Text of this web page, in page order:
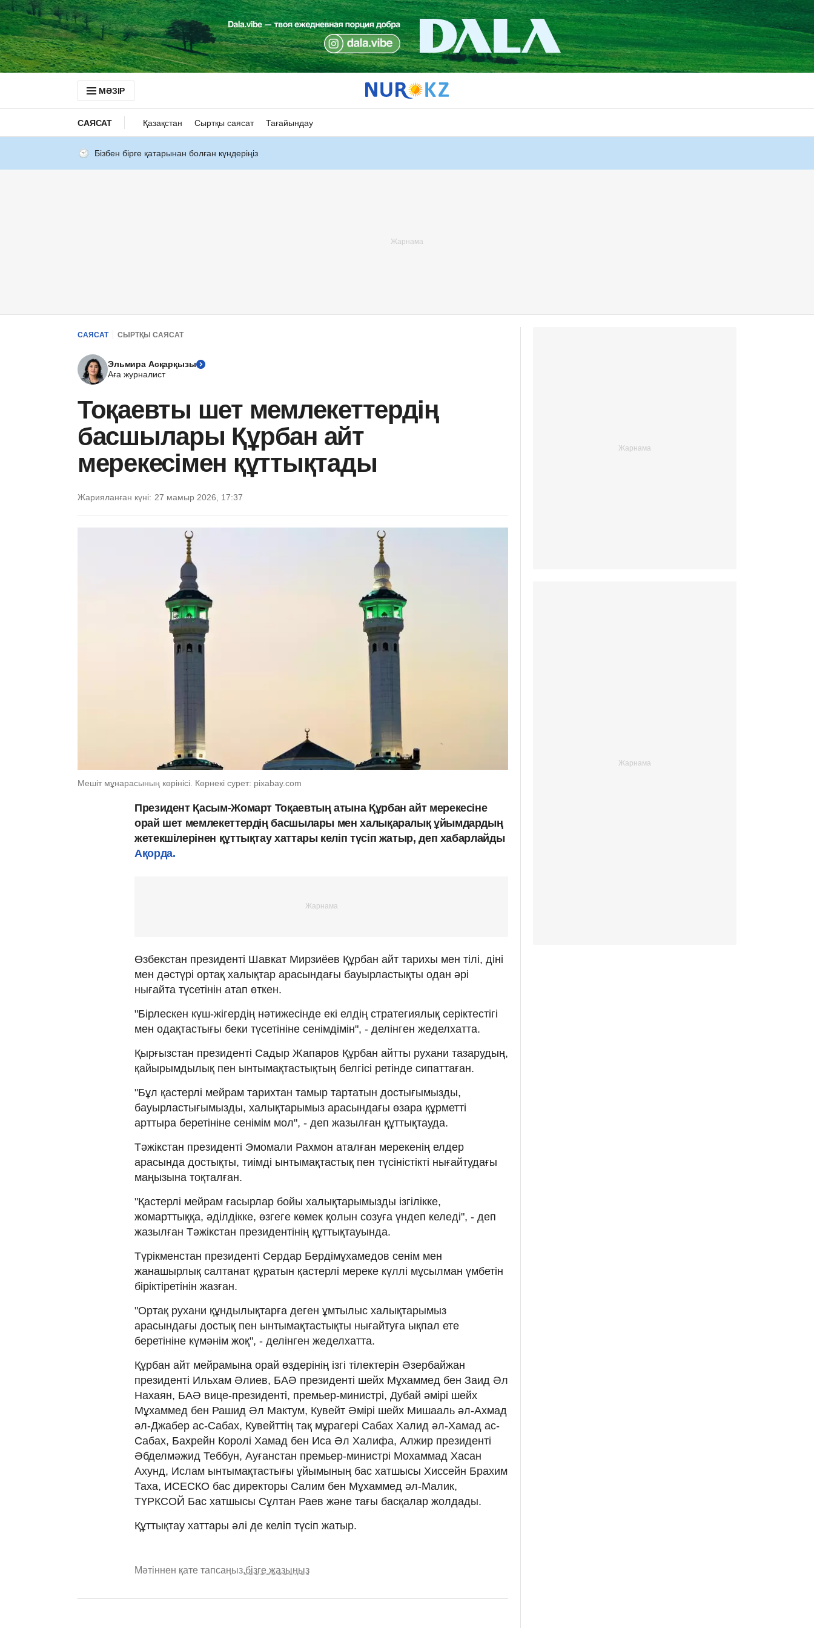
МӘЗІР
САЯСАТ Қазақстан Сыртқы саясат Тағайындау
Бізбен бірге қатарынан болған күндеріңіз
САЯСАТ СЫРТҚЫ САЯСАТ
Эльмира Асқарқызы
Аға журналист
Тоқаевты шет мемлекеттердің
басшылары Құрбан айт
мерекесімен құттықтады
Жарияланған күні: 27 мамыр 2026, 17:37
Мешіт мұнарасының көрінісі. Көрнекі сурет: pixabay.com
Президент Қасым-Жомарт Тоқаевтың атына Құрбан айт мерекесіне
орай шет мемлекеттердің басшылары мен халықаралық ұйымдардың
жетекшілерінен құттықтау хаттары келіп түсіп жатыр, деп хабарлайды
Ақорда.
Өзбекстан президенті Шавкат Мирзиёев Құрбан айт тарихы мен тілі, діні
мен дәстүрі ортақ халықтар арасындағы бауырластықты одан әрі
нығайта түсетінін атап өткен.
"Бірлескен күш-жігердің нәтижесінде екі елдің стратегиялық серіктестігі
мен одақтастығы беки түсетініне сенімдімін", - делінген жеделхатта.
Қырғызстан президенті Садыр Жапаров Құрбан айтты рухани тазарудың,
қайырымдылық пен ынтымақтастықтың белгісі ретінде сипаттаған.
"Бұл қастерлі мейрам тарихтан тамыр тартатын достығымызды,
бауырластығымызды, халықтарымыз арасындағы өзара құрметті
арттыра беретініне сенімім мол", - деп жазылған құттықтауда.
Тәжікстан президенті Эмомали Рахмон аталған мерекенің елдер
арасында достықты, тиімді ынтымақтастық пен түсіністікті нығайтудағы
маңызына тоқталған.
"Қастерлі мейрам ғасырлар бойы халықтарымызды ізгілікке,
жомарттыққа, әділдікке, өзгеге көмек қолын созуға үндеп келеді", - деп
жазылған Тәжікстан президентінің құттықтауында.
Түрікменстан президенті Сердар Бердімұхамедов сенім мен
жанашырлық салтанат құратын қастерлі мереке күллі мұсылман үмбетін
біріктіретінін жазған.
"Ортақ рухани құндылықтарға деген ұмтылыс халықтарымыз
арасындағы достық пен ынтымақтастықты нығайтуға ықпал ете
беретініне күмәнім жоқ", - делінген жеделхатта.
Құрбан айт мейрамына орай өздерінің ізгі тілектерін Әзербайжан
президенті Ильхам Әлиев, БАӘ президенті шейх Мұхаммед бен Заид Әл
Нахаян, БАӘ вице-президенті, премьер-министрі, Дубай әмірі шейх
Мұхаммед бен Рашид Әл Мактум, Кувейт Әмірі шейх Мишааль әл-Ахмад
әл-Джабер ас-Сабах, Кувейттің тақ мұрагері Сабах Халид әл-Хамад ас-
Сабах, Бахрейн Королі Хамад бен Иса Әл Халифа, Алжир президенті
Әбделмәжид Теббун, Ауғанстан премьер-министрі Мохаммад Хасан
Ахунд, Ислам ынтымақтастығы ұйымының бас хатшысы Хиссейн Брахим
Таха, ИСЕСКО бас директоры Салим бен Мұхаммед әл-Малик,
ТҮРКСОЙ Бас хатшысы Сұлтан Раев және тағы басқалар жолдады.
Құттықтау хаттары әлі де келіп түсіп жатыр.
Мәтіннен қате тапсаңыз,бізге жазыңыз